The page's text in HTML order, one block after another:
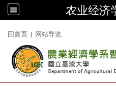
农业经济
回首页 | 网站导览